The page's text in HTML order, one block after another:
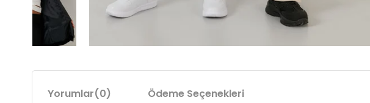
Yorumlar(0) Ödeme Seçenekleri